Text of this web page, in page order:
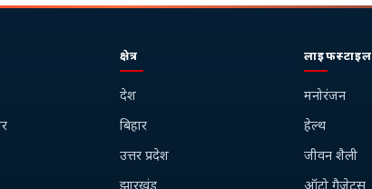
क्षेत्र
देश
बिहार
उत्तर प्रदेश
लाइफस्टाइल
मनोरंजन
हेल्थ
जीवन शैली